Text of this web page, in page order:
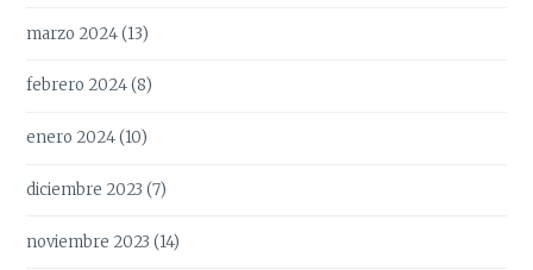
marzo 2024(13)
febrero 2024(8)
enero 2024(10)
diciembre 2023 (7)
noviembre 2023 (14)